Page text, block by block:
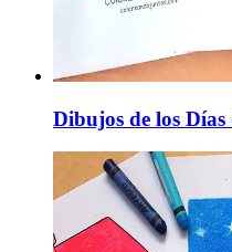
Dibujos de los Días